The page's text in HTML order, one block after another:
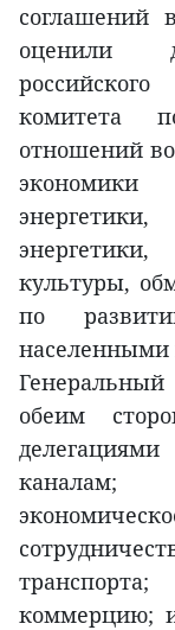
соглашений
оценили
комитета
отношений во
экономики
культуры,
по
населенными
обеим
каналам;
коммерцию; и